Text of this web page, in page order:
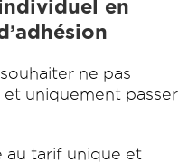
en
ne pas
et uniquement passer
au tarif unique et